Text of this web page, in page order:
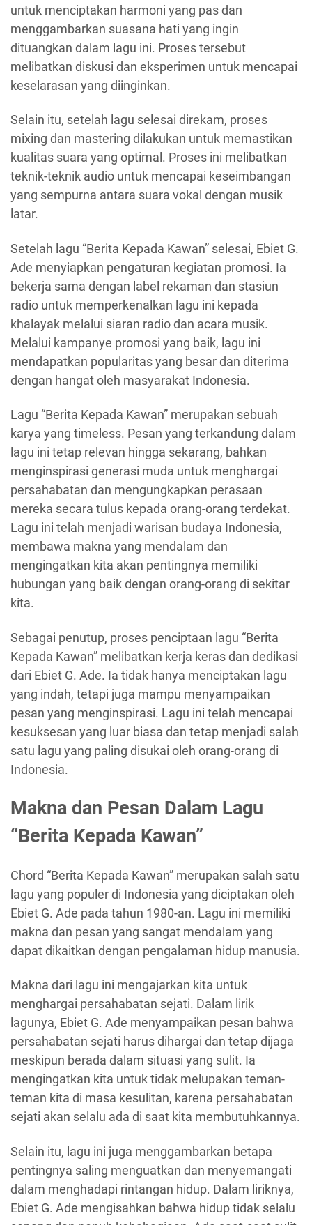
untuk menciptakan harmoni yang pas dan
menggambarkan suasana hati yang ingin
dituangkan dalam lagu ini. Proses tersebut
melibatkan diskusi dan eksperimen untuk mencapai
keselarasan yang diinginkan.
Selain itu, setelah lagu selesai direkam, proses
mixing dan mastering dilakukan untuk memastikan
kualitas suara yang optimal. Proses ini melibatkan
teknik-teknik audio untuk mencapai keseimbangan
yang sempurna antara suara vokal dengan musik
latar.
Setelah lagu “Berita Kepada Kawan” selesai, Ebiet G.
Ade menyiapkan pengaturan kegiatan promosi. Ia
bekerja sama dengan label rekaman dan stasiun
radio untuk memperkenalkan lagu ini kepada
khalayak melalui siaran radio dan acara musik.
Melalui kampanye promosi yang baik, lagu ini
mendapatkan popularitas yang besar dan diterima
dengan hangat oleh masyarakat Indonesia.
Lagu “Berita Kepada Kawan” merupakan sebuah
karya yang timeless. Pesan yang terkandung dalam
lagu ini tetap relevan hingga sekarang, bahkan
menginspirasi generasi muda untuk menghargai
persahabatan dan mengungkapkan perasaan
mereka secara tulus kepada orang-orang terdekat.
Lagu ini telah menjadi warisan budaya Indonesia,
membawa makna yang mendalam dan
mengingatkan kita akan pentingnya memiliki
hubungan yang baik dengan orang-orang di sekitar
kita.
Sebagai penutup, proses penciptaan lagu “Berita
Kepada Kawan” melibatkan kerja keras dan dedikasi
dari Ebiet G. Ade. Ia tidak hanya menciptakan lagu
yang indah, tetapi juga mampu menyampaikan
pesan yang menginspirasi. Lagu ini telah mencapai
kesuksesan yang luar biasa dan tetap menjadi salah
satu lagu yang paling disukai oleh orang-orang di
Indonesia.
Makna dan Pesan Dalam Lagu
“Berita Kepada Kawan”
Chord “Berita Kepada Kawan” merupakan salah satu
lagu yang populer di Indonesia yang diciptakan oleh
Ebiet G. Ade pada tahun 1980-an. Lagu ini memiliki
makna dan pesan yang sangat mendalam yang
dapat dikaitkan dengan pengalaman hidup manusia.
Makna dari lagu ini mengajarkan kita untuk
menghargai persahabatan sejati. Dalam lirik
lagunya, Ebiet G. Ade menyampaikan pesan bahwa
persahabatan sejati harus dihargai dan tetap dijaga
meskipun berada dalam situasi yang sulit. Ia
mengingatkan kita untuk tidak melupakan teman-
teman kita di masa kesulitan, karena persahabatan
sejati akan selalu ada di saat kita membutuhkannya.
Selain itu, lagu ini juga menggambarkan betapa
pentingnya saling menguatkan dan menyemangati
dalam menghadapi rintangan hidup. Dalam liriknya,
Ebiet G. Ade mengisahkan bahwa hidup tidak selalu